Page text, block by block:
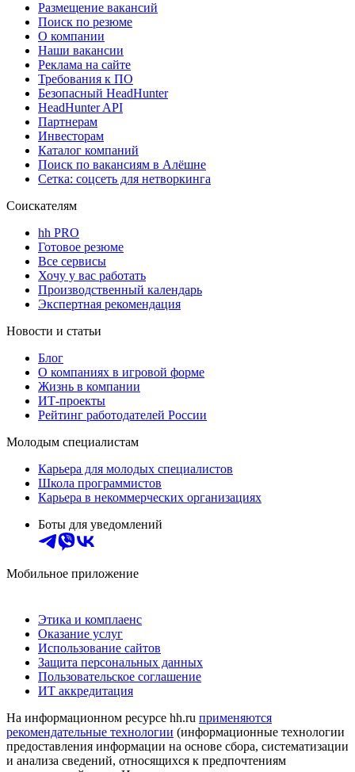
Размещение вакансий
Поиск по резюме
О компании
Наши вакансии
Реклама на сайте
Требования к ПО
Безопасный HeadHunter
HeadHunter API
Партнерам
Инвесторам
Каталог компаний
Поиск по вакансиям в Алёшне
Сетка: соцсеть для нетворкинга
Соискателям
hh PRO
Готовое резюме
Все сервисы
Хочу у вас работать
Производственный календарь
Экспертная рекомендация
Новости и статьи
Блог
О компаниях в игровой форме
Жизнь в компании
ИТ-проекты
Рейтинг работодателей России
Молодым специалистам
Карьера для молодых специалистов
Школа программистов
Карьера в некоммерческих организациях
Боты для уведомлений
Мобильное приложение
Этика и комплаенс
Оказание услуг
Использование сайтов
Защита персональных данных
Пользовательское соглашение
ИТ аккредитация
На информационном ресурсе hh.ru применяются
рекомендательные технологии (информационные технологии
предоставления информации на основе сбора, систематизации
и анализа сведений, относящихся к предпочтениям